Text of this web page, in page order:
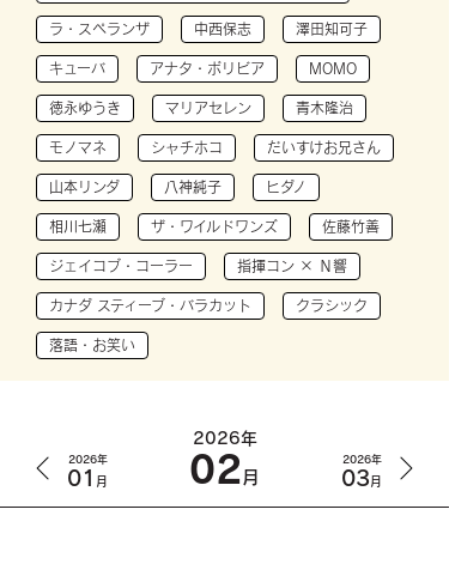
ラ・スペランザ 中西保志 澤田知可子
キューバ アナタ・ボリビア MOMO
徳永ゆうき マリアセレン 青木隆治
モノマネ シャチホコ だいすけお兄さん
山本リンダ 八神純子 ヒダノ
相川七瀬 ザ・ワイルドワンズ 佐藤竹善
ジェイコブ・コーラー 指揮コン × Ｎ響
カナダ スティーブ・バラカット クラシック
落語・お笑い
2026年
01 月
2026年
02月
2026年
03月